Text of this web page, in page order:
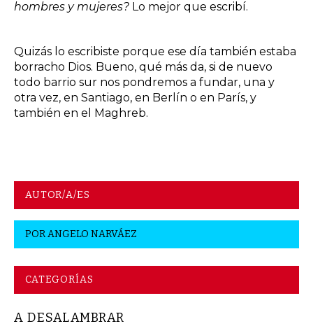
hombres y mujeres? Lo mejor que escribí.
Quizás lo escribiste porque ese día también estaba
borracho Dios. Bueno, qué más da, si de nuevo
todo barrio sur nos pondremos a fundar, una y
otra vez, en Santiago, en Berlín o en París, y
también en el Maghreb.
AUTOR/A/ES
PORANGELO NARVÁEZ
CATEGORÍAS
A DESALAMBRAR